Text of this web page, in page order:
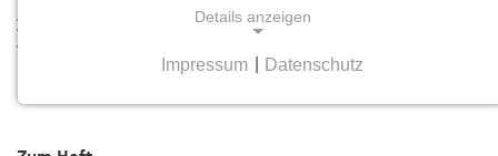
Von Steuern und Staaten
Details anzeigen
Impressum Datenschutz